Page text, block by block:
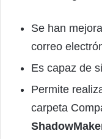
Se han
correo
Es capaz de
Permite
carpeta